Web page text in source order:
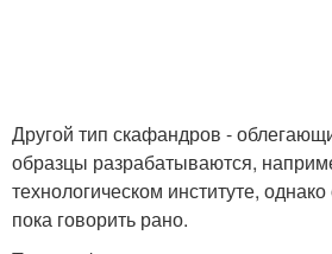
Другой тип скафандров -
образцы разрабатываются,
технологическом институте,
пока говорить рано.